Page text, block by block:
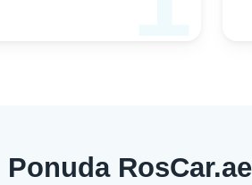
Ponuda